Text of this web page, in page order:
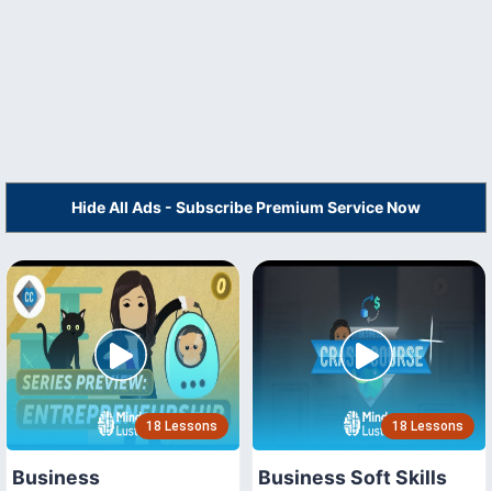
Hide All Ads - Subscribe Premium Service Now
18 Lessons
Business
18 Lessons
Business Soft Skills